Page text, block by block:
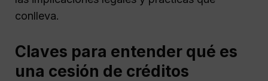
conlleva.
Claves para entender qué es
una cesión de créditos